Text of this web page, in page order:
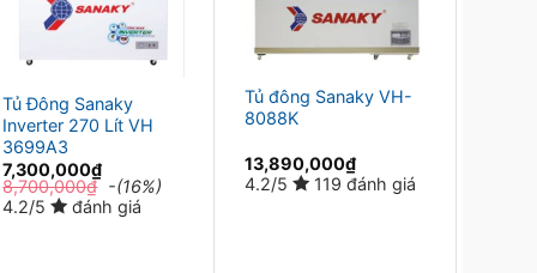
Tủ Đông Sanaky
Inverter 270 Lít VH
3699A3
7,300,000₫
8,700,000₫ -(16%)
4.2/5
đánh giá
Tủ đông Sanaky VH-
8088K
13,890,000₫
4.2/5
119 đánh giá